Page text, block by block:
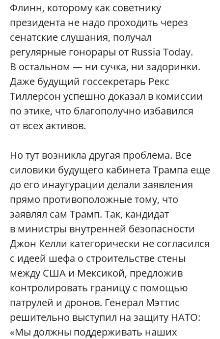
Флинн, которому как советнику
президента не надо проходить через
сенатские слушания, получал
регулярные гонорары от Russia Today.
В остальном — ни сучка, ни задоринки.
Даже будущий госсекретарь Рекс
Тиллерсон успешно доказал в комиссии
по этике, что благополучно избавился
от всех активов.
Но тут возникла другая проблема. Все
силовики будущего кабинета Трампа еще
до его инаугурации делали заявления
прямо противоположные тому, что
заявлял сам Трамп. Так, кандидат
в министры внутренней безопасности
Джон Келли категорически не согласился
с идеей шефа о строительстве стены
между США и Мексикой, предложив
контролировать границу с помощью
патрулей и дронов. Генерал Мэттис
решительно выступил на защиту НАТО:
«Мы должны поддерживать наших